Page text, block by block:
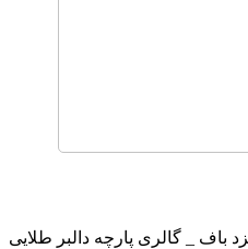
باف _ گالری پارچه دالبر طلایی